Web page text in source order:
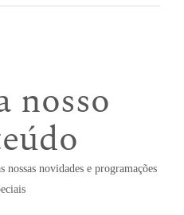
nosso
nossas novidades e programações